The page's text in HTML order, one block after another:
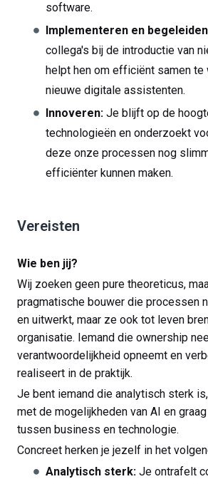
software.
Implementeren en
collega's bij de introductie van
helpt hen om efficiënt samen te
nieuwe digitale assistenten.
Innoveren: Je blijft op de
technologieën en onderzoekt
deze onze processen nog
efficiënter kunnen maken.
Vereisten
Wie ben jij?
Wij zoeken geen pure theoreticus,
pragmatische bouwer die processen
en uitwerkt, maar ze ook tot leven
organisatie. Iemand die ownership
verantwoordelijkheid opneemt en
realiseert in de praktijk.
Je bent iemand die analytisch sterk
met de mogelijkheden van AI en
tussen business en technologie.
Concreet herken je jezelf in het
Analytisch sterk: Je ontrafelt